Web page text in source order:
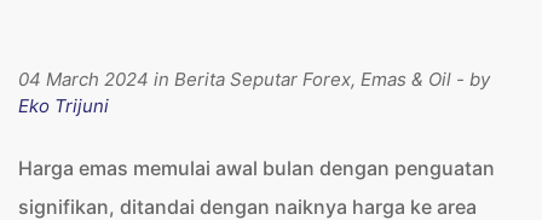
04 March 2024 in Berita Seputar Forex, Emas & Oil - by
Eko Trijuni
Harga emas memulai awal bulan dengan penguatan
signifikan, ditandai dengan naiknya harga ke area